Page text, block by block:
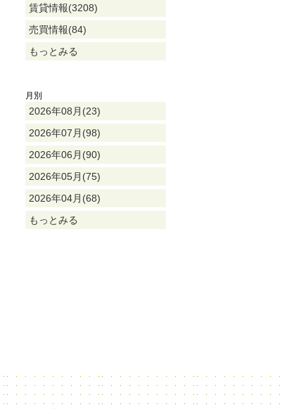
賃貸情報(3208)
売買情報(84)
もっとみる
月別
2026年08月(23)
2026年07月(98)
2026年06月(90)
2026年05月(75)
2026年04月(68)
もっとみる